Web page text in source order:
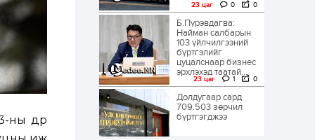
өдөр
23 цаг 0 0
Б.Пүрэвдагва:
Найман салбарын
103 үйлчилгээний
бүртгэлийг
цуцалснаар бизнес
эрхлэхэд таатай...
23 цаг 1 0
Долдугаар сард
709.503 зөрчил
бүртгэгджээ